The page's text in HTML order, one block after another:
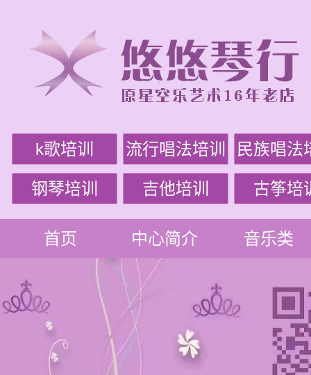
k歌培训 流行唱法培训 民族唱法
钢琴培训 吉他培训 古筝培
首页 中心简介 音乐类